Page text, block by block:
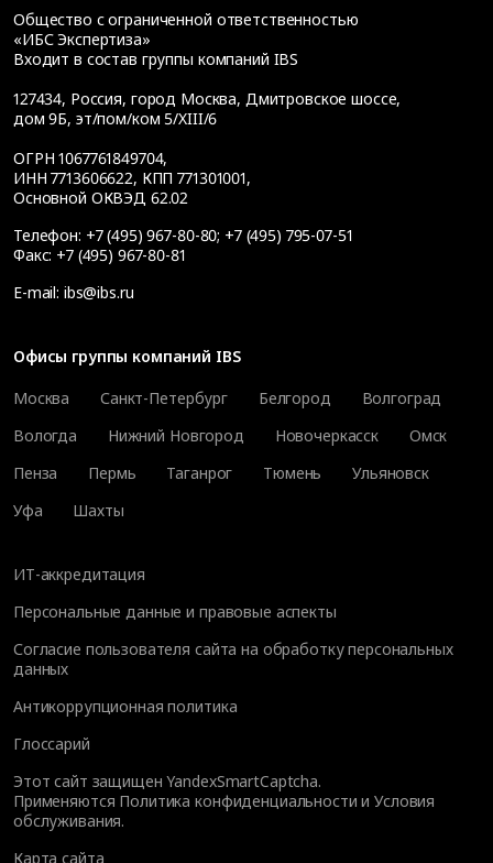
Общество с ограниченной ответственностью
«ИБС Экспертиза»
Входит в состав группы компаний IBS
127434, Россия, город Москва, Дмитровское шоссе,
дом 9Б, эт/пом/ком 5/XIII/6
ОГРН 1067761849704,
ИНН 7713606622, КПП 771301001,
Основной ОКВЭД 62.02
Телефон: +7 (495) 967-80-80; +7 (495) 795-07-51
Факс: +7 (495) 967-80-81
E-mail: ibs@ibs.ru
Офисы группы компаний IBS
Москва
Санкт-Петербург Белгород
Волгоград
Вологда
Нижний Новгород Новочеркасск
Омск
Пенза
Пермь Таганрог Тюмень
Ульяновск
Уфа
Шахты
ИТ-аккредитация
Персональные данные и правовые аспекты
Согласие пользователя сайта на обработку персональных
данных
Антикоррупционная политика
Глоссарий
Этот сайт защищен YandexSmartCaptcha.
Применяются Политика конфиденциальности иУсловия
обслуживания.
Карта сайта